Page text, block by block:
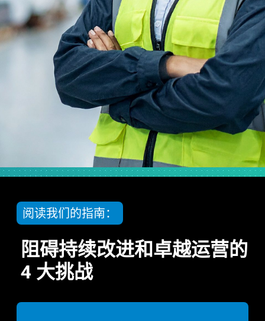
阅读我们的指南：
阻碍持续改进和卓越运营的
4 大挑战